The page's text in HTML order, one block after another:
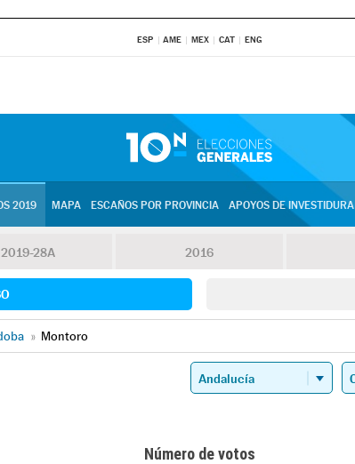
ESP AME MEX CAT ENG
2019 MAPA ESCAÑOS POR PROVINCIA APOYOS DE INVESTIDURA
2019-28A 2016
» Montoro
Número de votos